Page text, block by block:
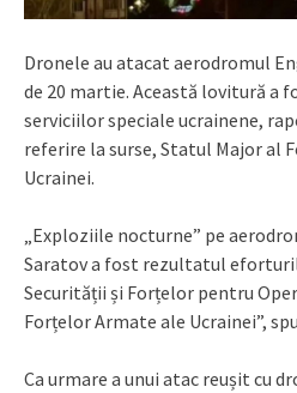
Dronele au atacat aerodromul
de 20 martie. Această lovitură a
serviciilor speciale ucrainene,
referire la surse, Statul Major al
Ucrainei.
„Exploziile nocturne” pe
Saratov a fost rezultatul
Securității și Forțelor pentru
Forțelor Armate ale Ucrainei”,
Ca urmare a unui atac reușit cu